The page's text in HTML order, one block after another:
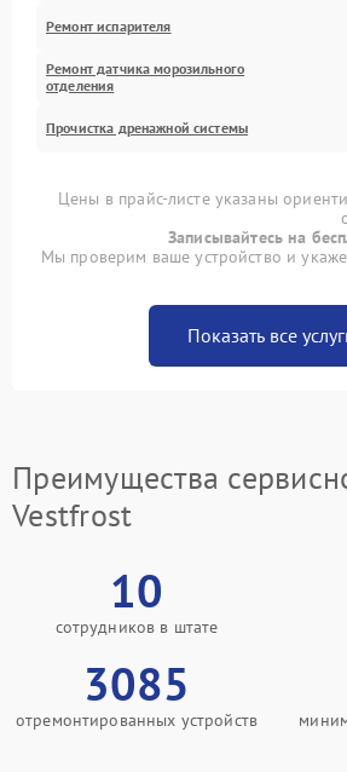
Ремонт испарителя
Ремонт датчика морозильного
отделения
Прочистка дренажной системы
Цены в прайс-листе указаны
Записывайтесь на
Мы проверим ваше устройство и
Показать все
Преимущества
Vestfrost
10
сотрудников в штате
3085
отремонтированных устройств